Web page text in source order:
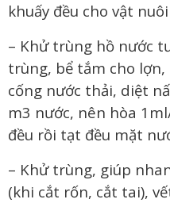
khuấy đều cho vật
– Khử trùng hồ nước
trùng, bể tắm cho
cống nước thải, diệt
m3 nước, nên hòa
đều rồi tạt đều mặt
– Khử trùng, giúp
(khi cắt rốn, cắt tai),